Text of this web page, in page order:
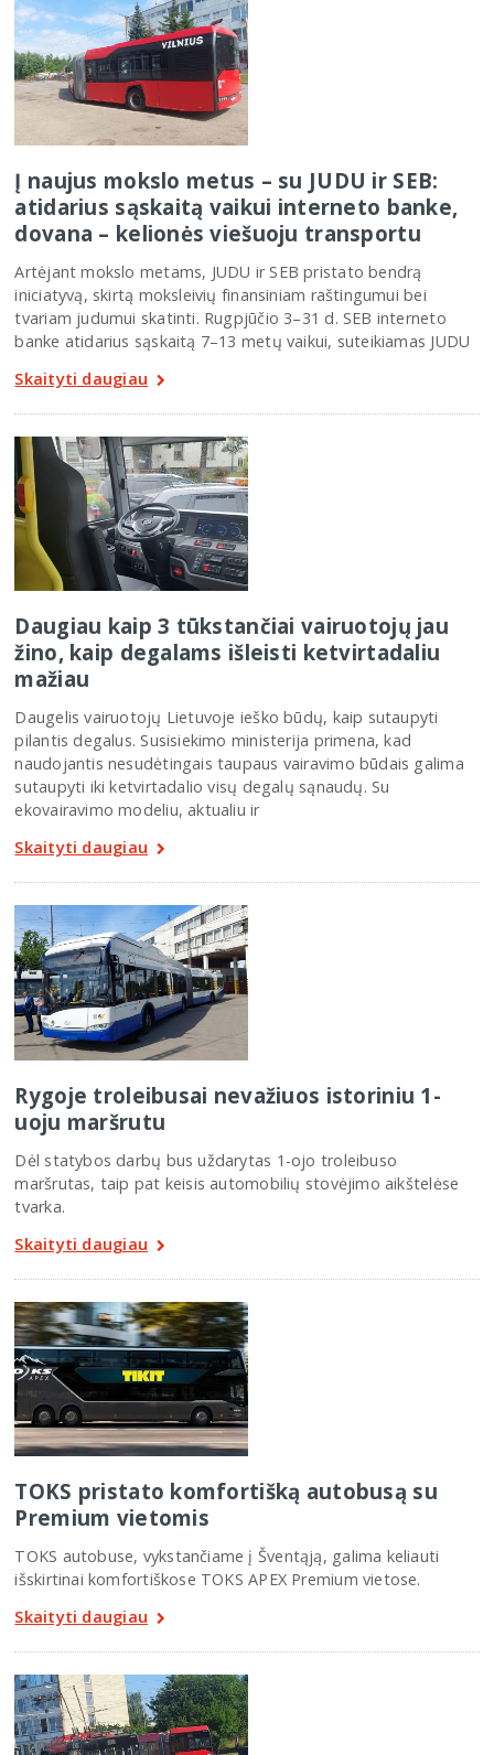
Į naujus mokslo metus – su JUDU ir SEB:
atidarius sąskaitą vaikui interneto banke,
dovana – kelionės viešuoju transportu
Artėjant mokslo metams, JUDU ir SEB pristato bendrą
iniciatyvą, skirtą moksleivių finansiniam raštingumui bei
tvariam judumui skatinti. Rugpjūčio 3–31 d. SEB interneto
banke atidarius sąskaitą 7–13 metų vaikui, suteikiamas JUDU
Skaityti daugiau
Daugiau kaip 3 tūkstančiai vairuotojų jau
žino, kaip degalams išleisti ketvirtadaliu
mažiau
Daugelis vairuotojų Lietuvoje ieško būdų, kaip sutaupyti
pilantis degalus. Susisiekimo ministerija primena, kad
naudojantis nesudėtingais taupaus vairavimo būdais galima
sutaupyti iki ketvirtadalio visų degalų sąnaudų. Su
ekovairavimo modeliu, aktualiu ir
Skaityti daugiau
Rygoje troleibusai nevažiuos istoriniu 1-
uoju maršrutu
Dėl statybos darbų bus uždarytas 1-ojo troleibuso
maršrutas, taip pat keisis automobilių stovėjimo aikštelėse
tvarka.
Skaityti daugiau
TOKS pristato komfortišką autobusą su
Premium vietomis
TOKS autobuse, vykstančiame į Šventąją, galima keliauti
išskirtinai komfortiškose TOKS APEX Premium vietose.
Skaityti daugiau